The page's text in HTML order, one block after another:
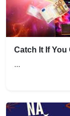
Catch It If
...